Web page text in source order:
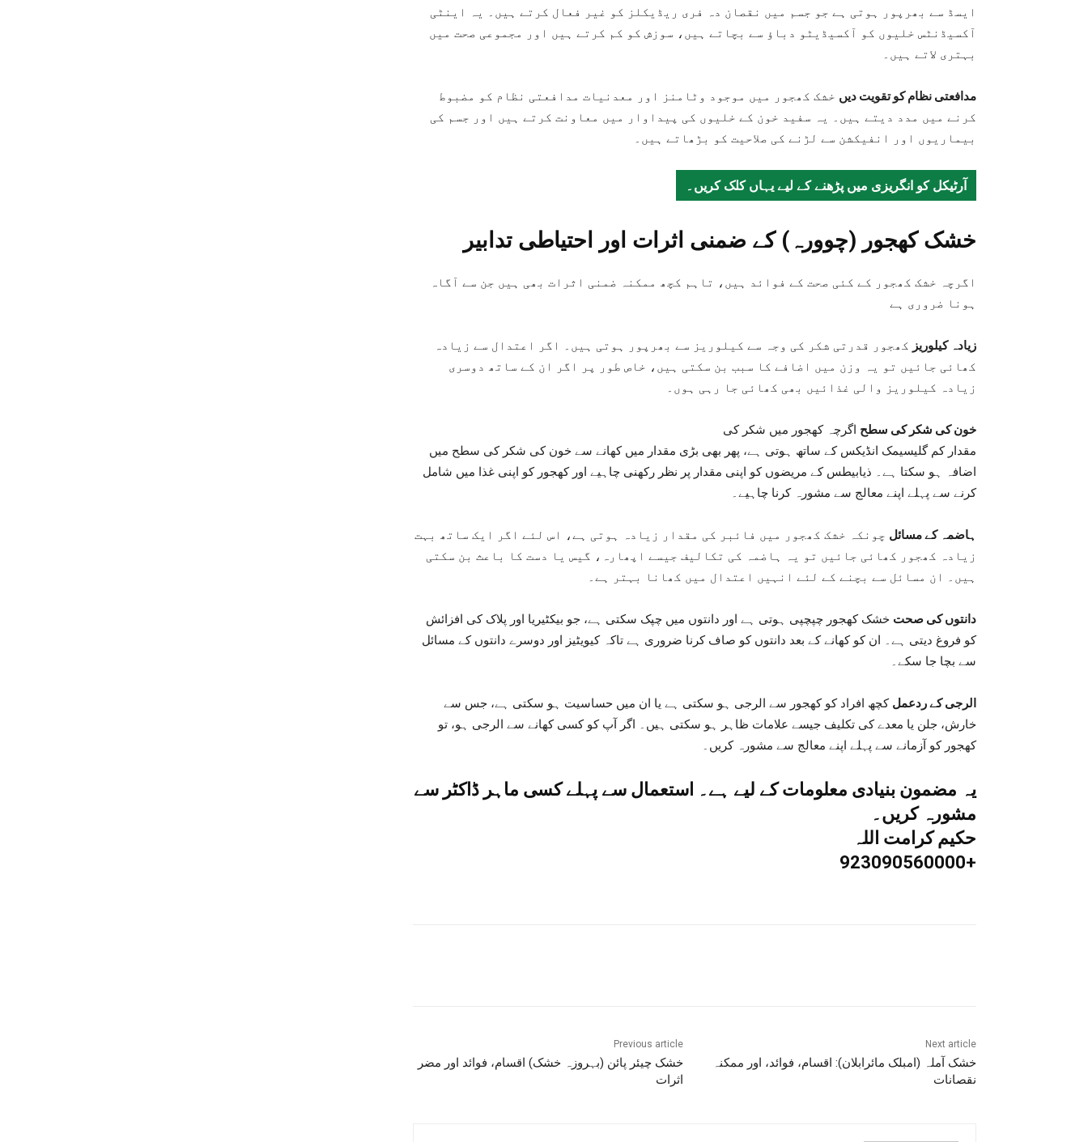
ایسڈ سے بھرپور ہوتی ہے جو جسم میں نقصان دہ فری ریڈیکلز کو غیر فعال کرتے ہیں۔ یہ اینٹی
آکسیڈنٹس خلیوں کو آکسیڈیٹو دباؤ سے بچاتے ہیں، سوزش کو کم کرتے ہیں اور مجموعی صحت میں
بہتری لاتے ہیں۔
مدافعتی نظام کو تقویت دیں خشک کھجور میں موجود وٹامنز اور معدنیات مدافعتی نظام کو مضبوط
کرنے میں مدد دیتے ہیں۔ یہ سفید خون کے خلیوں کی پیداوار میں معاونت کرتے ہیں اور جسم کی
بیماریوں اور انفیکشن سے لڑنے کی صلاحیت کو بڑھاتے ہیں۔
آرٹیکل کو انگریزی میں پڑھنے کے لیے یہاں کلک کریں۔
خشک کھجور (چوورہ) کے ضمنی اثرات اور احتیاطی تدابیر
اگرچہ خشک کھجور کے کئی صحت کے فوائد ہیں، تاہم کچھ ممکنہ ضمنی اثرات بھی ہیں جن سے آگاہ
ہونا ضروری ہے
زیادہ کیلوریز کھجور قدرتی شکر کی وجہ سے کیلوریز سے بھرپور ہوتی ہیں۔ اگر اعتدال سے زیادہ
کھائی جائیں تو یہ وزن میں اضافے کا سبب بن سکتی ہیں، خاص طور پر اگر ان کے ساتھ دوسری
زیادہ کیلوریز والی غذائیں بھی کھائی جا رہی ہوں۔
خون کی شکر کی سطح اگرچہ کھجور میں شکر کی
مقدار کم گلیسیمک انڈیکس کے ساتھ ہوتی ہے، پھر بھی بڑی مقدار میں کھانے سے خون کی شکر کی سطح میں
اضافہ ہو سکتا ہے۔ ذیابیطس کے مریضوں کو اپنی مقدار پر نظر رکھنی چاہیے اور کھجور کو اپنی غذا میں شامل
کرنے سے پہلے اپنے معالج سے مشورہ کرنا چاہیے۔
ہاضمہ کے مسائل چونکہ خشک کھجور میں فائبر کی مقدار زیادہ ہوتی ہے، اس لئے اگر ایک ساتھ بہت
زیادہ کھجور کھائی جائیں تو یہ ہاضمہ کی تکالیف جیسے اپھارہ، گیس یا دست کا باعث بن سکتی
ہیں۔ ان مسائل سے بچنے کے لئے انہیں اعتدال میں کھانا بہتر ہے۔
دانتوں کی صحت خشک کھجور چپچپی ہوتی ہے اور دانتوں میں چپک سکتی ہے، جو بیکٹیریا اور پلاک کی افزائش
کو فروغ دیتی ہے۔ ان کو کھانے کے بعد دانتوں کو صاف کرنا ضروری ہے تاکہ کیویٹیز اور دوسرے دانتوں کے مسائل
سے بچا جا سکے۔
الرجی کے ردعمل کچھ افراد کو کھجور سے الرجی ہو سکتی ہے یا ان میں حساسیت ہو سکتی ہے، جس سے
خارش، جلن یا معدے کی تکلیف جیسے علامات ظاہر ہو سکتی ہیں۔ اگر آپ کو کسی کھانے سے الرجی ہو، تو
کھجور کو آزمانے سے پہلے اپنے معالج سے مشورہ کریں۔
یہ مضمون بنیادی معلومات کے لیے ہے۔ استعمال سے پہلے کسی ماہر ڈاکٹر سے
مشورہ کریں۔
حکیم کرامت اللہ
+923090560000
Previous article
خشک چیئر پائن (بہروزہ خشک) اقسام، فوائد اور مضر
اثرات
Next article
خشک آملہ (امبلک مائرابلان): اقسام، فوائد، اور ممکنہ
نقصانات